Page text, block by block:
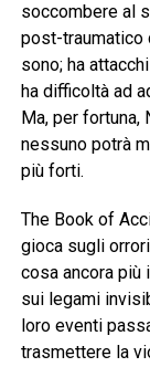
soccombere al
post-traumatico
sono; ha
ha difficoltà ad
Ma, per fortuna,
nessuno potrà
più forti.
The Book of
gioca sugli
cosa ancora più
sui legami
loro eventi
trasmettere la